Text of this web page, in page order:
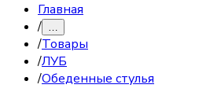
Главная
/ …
/Товары
/ЛУБ
/Обеденные стулья